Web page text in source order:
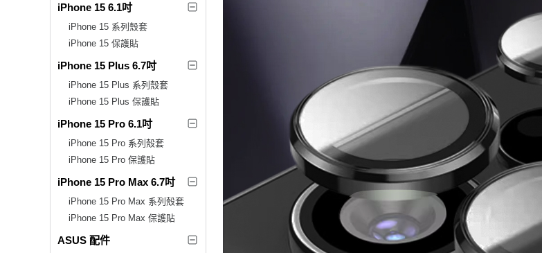
iPhone 15 6.1吋
iPhone 15 系列殼套
iPhone 15 保護貼
iPhone 15 Plus 6.7吋
iPhone 15 Plus 系列殼套
iPhone 15 Plus 保護貼
iPhone 15 Pro 6.1吋
iPhone 15 Pro 系列殼套
iPhone 15 Pro 保護貼
iPhone 15 Pro Max 6.7吋
iPhone 15 Pro Max 系列殼套
iPhone 15 Pro Max 保護貼
ASUS 配件